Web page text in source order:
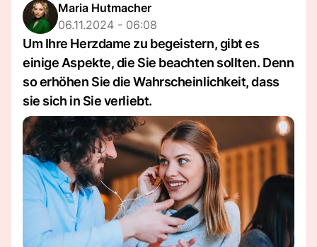
Maria Hutmacher
06.11.2024 - 06:08
Um Ihre Herzdame zu begeistern, gibt es
einige Aspekte, die Sie beachten sollten. Denn
so erhöhen Sie die Wahrscheinlichkeit, dass
sie sich in Sie verliebt.